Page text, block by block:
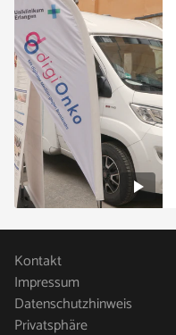
Kontakt
Impressum
Datenschutzhinweis
Privatsphäre